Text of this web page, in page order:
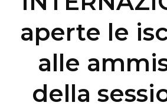
aperte le
alle
della